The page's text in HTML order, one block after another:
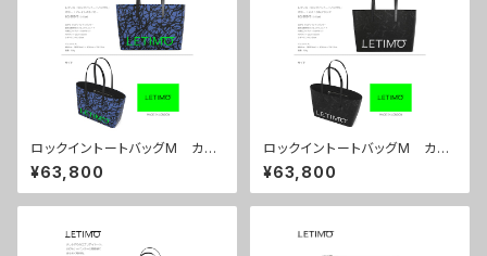
ロックイントートバッグM カラ
ー/ブレインズネイビー ■配送
まで約１か月
¥63,800
ロックイントートバッグM カラ
ー/ミストラルブラック ■配送
まで約１か月
¥63,800